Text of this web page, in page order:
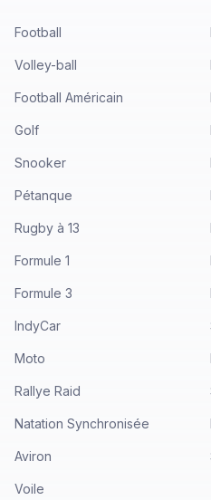
Football
Volley-ball
Football Américain
Golf
Snooker
Pétanque
Rugby à 13
Formule 1
Formule 3
IndyCar
Moto
Rallye Raid
Natation Synchronisée
Aviron
Voile